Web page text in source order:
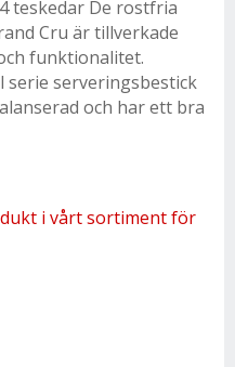
teskedar De rostfria
Cru är tillverkade
funktionalitet.
serie serveringsbestick
och har ett bra
i vårt sortiment för